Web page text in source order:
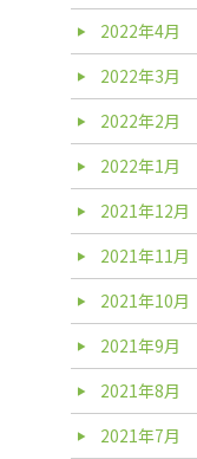
2022年4月
2022年3月
2022年2月
2022年1月
2021年12月
2021年11月
2021年10月
2021年9月
2021年8月
2021年7月